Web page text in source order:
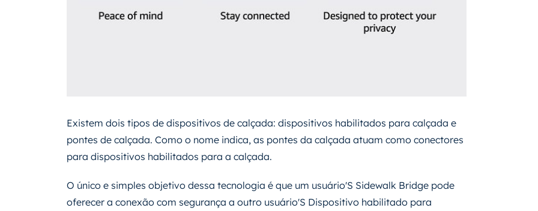
Existem dois tipos de dispositivos de calçada: dispositivos habilitados para calçada e
pontes de calçada. Como o nome indica, as pontes da calçada atuam como conectores
para dispositivos habilitados para a calçada.
O único e simples objetivo dessa tecnologia é que um usuário'S Sidewalk Bridge pode
oferecer a conexão com segurança a outro usuário'S Dispositivo habilitado para